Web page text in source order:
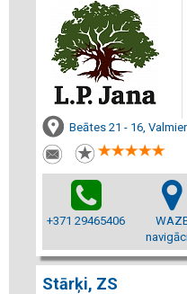
Beātes 21 - 16,
+371 29465406
Stārķi, ZS